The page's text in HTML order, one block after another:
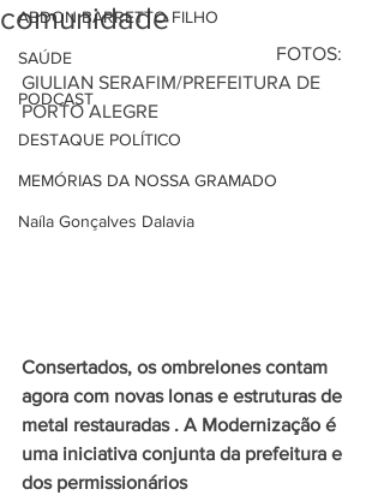
ABDON BARRETTO FILHO
SAÚDE
PODCAST
DESTAQUE POLÍTICO
MEMÓRIAS DA NOSSA GRAMADO
Naíla Gonçalves Dalavia
comunidade
                                                     FOTOS:
GIULIAN SERAFIM/PREFEITURA DE
PORTO ALEGRE
Consertados, os ombrelones contam
agora com novas lonas e estruturas de
metal restauradas . A Modernização é
uma iniciativa conjunta da prefeitura e
dos permissionários